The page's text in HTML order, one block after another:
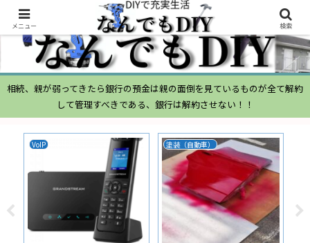
相続、親が弱ってきたら銀行の預金は親の面倒を見ているものが全て解約
して管理すべきである、銀行は解約させない！！
VoIP 塗装（自動車）
ム
メニュー 検索